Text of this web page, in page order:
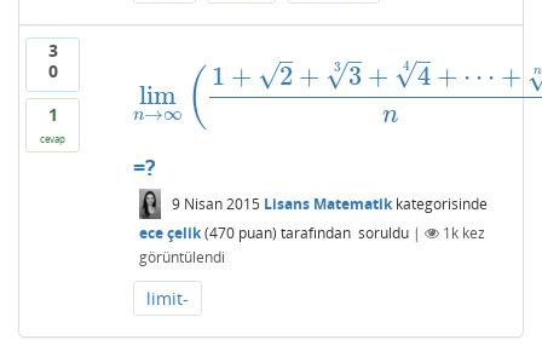
3
0
1
cevap
lim
n→∞ ( 1 + 2
–
√ + 3
–
√
3 + 4
–
√
4 + ⋯ + n
n
lim n→∞(1 +2+3 3+ 44+⋯+ n nn)
=?
9 Nisan 2015 Lisans Matematikkategorisinde
ece çelik (470puan) tarafından soruldu | 1kkez
görüntülendi
limit-